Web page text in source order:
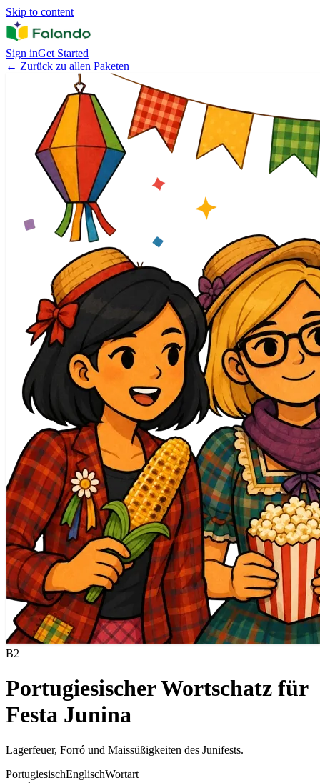
Skip to content
Sign inGet Started
← Zurück zu allen Paketen
B2
Portugiesischer Wortschatz für
Festa Junina
Lagerfeuer, Forró und Maissüßigkeiten des Junifests.
PortugiesischEnglischWortart